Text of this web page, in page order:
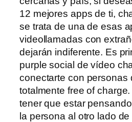
12 mejores apps de ti,
se trata de una de esas
videollamadas con
dejarán indiferente. Es
purple social de vídeo
conectarte con personas
totalmente free of charge.
tener que estar
la persona al otro lado